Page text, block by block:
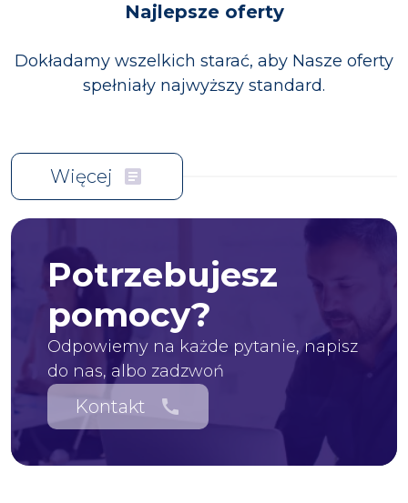
Najlepsze oferty
Dokładamy wszelkich starać, aby Nasze oferty
spełniały najwyższy standard.
Więcej article
Potrzebujesz
pomocy?
Odpowiemy na każde pytanie, napisz
do nas, albo zadzwoń
Kontakt call